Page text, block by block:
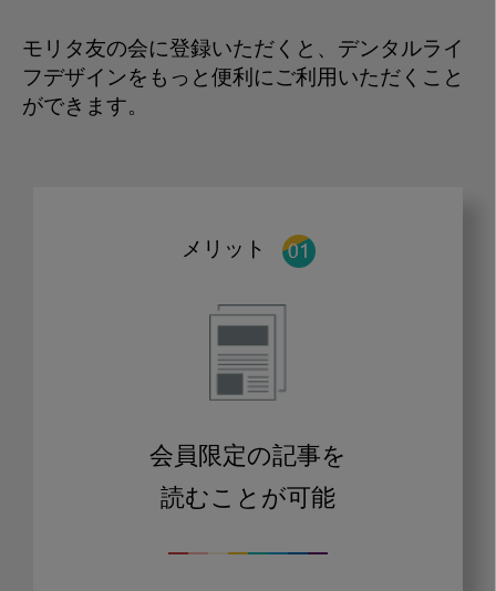
モリタ友の会に登録いただくと、デンタルライ
フデザインをもっと便利にご利用いただくこと
ができます。
メリット
会員限定の記事を
読むことが可能